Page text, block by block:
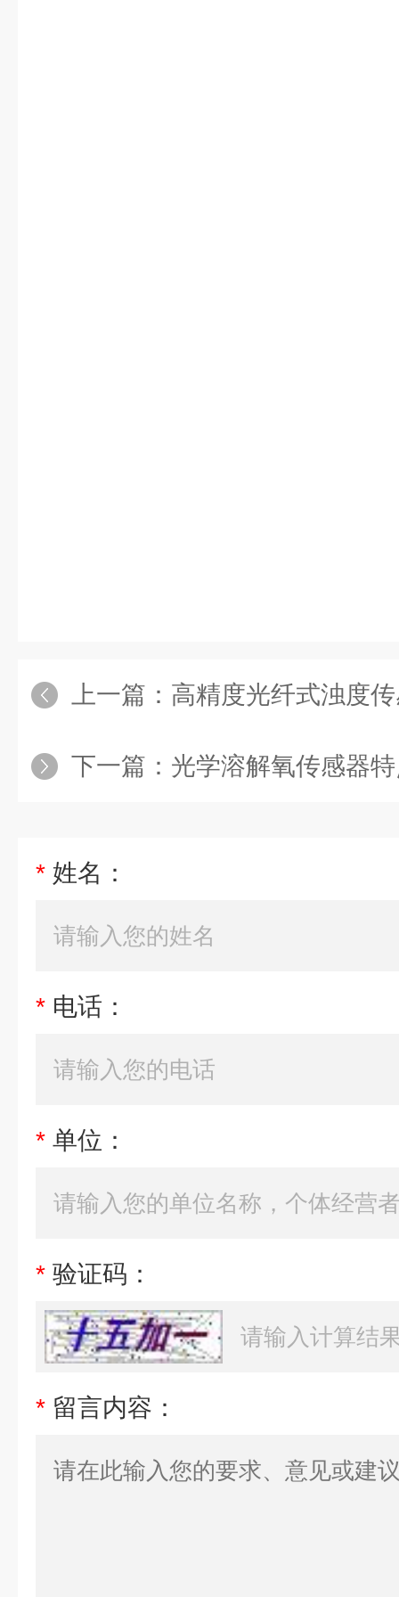
上一篇： 高精度光纤式浊度
下一篇： 光学溶解氧传感器
* 姓名：
* 电话：
* 单位：
* 验证码：
* 留言内容：